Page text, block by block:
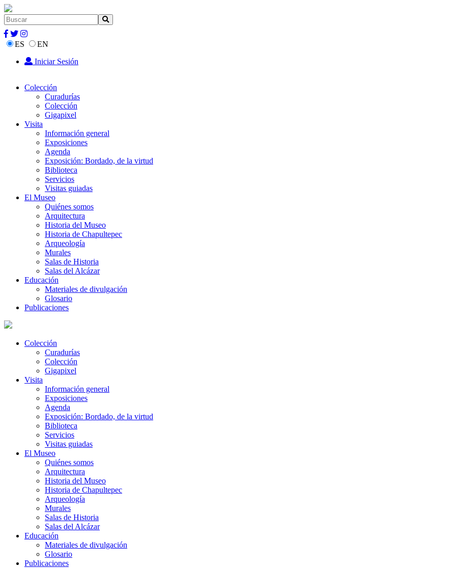
ES
EN
Iniciar Sesión
Colección
Curadurías
Colección
Gigapixel
Visita
Información general
Exposiciones
Agenda
Exposición: Bordado, de la virtud
Biblioteca
Servicios
Visitas guiadas
El Museo
Quiénes somos
Arquitectura
Historia del Museo
Historia de Chapultepec
Arqueología
Murales
Salas de Historia
Salas del Alcázar
Educación
Materiales de divulgación
Glosario
Publicaciones
Colección
Curadurías
Colección
Gigapixel
Visita
Información general
Exposiciones
Agenda
Exposición: Bordado, de la virtud
Biblioteca
Servicios
Visitas guiadas
El Museo
Quiénes somos
Arquitectura
Historia del Museo
Historia de Chapultepec
Arqueología
Murales
Salas de Historia
Salas del Alcázar
Educación
Materiales de divulgación
Glosario
Publicaciones